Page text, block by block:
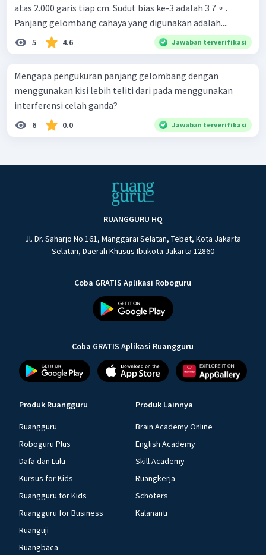
atas 2.000 garis tiap cm. Sudut bias ke-3 adalah 3 7 ∘ .
Panjang gelombang cahaya yang digunakan adalah....
5 4.6 Jawaban terverifikasi
Mengapa pengukuran panjang gelombang dengan
menggunakan kisi lebih teliti dari pada menggunakan
interferensi celah ganda?
6 0.0 Jawaban terverifikasi
RUANGGURU HQ
Jl. Dr. Saharjo No.161, Manggarai Selatan, Tebet, Kota Jakarta
Selatan, Daerah Khusus Ibukota Jakarta 12860
Coba GRATIS Aplikasi Roboguru
Coba GRATIS Aplikasi Ruangguru
Produk Ruangguru
Ruangguru
Roboguru Plus
Dafa dan Lulu
Kursus for Kids
Ruangguru for Kids
Ruangguru for Business
Ruanguji
Ruangbaca
Produk Lainnya
Brain Academy Online
English Academy
Skill Academy
Ruangkerja
Schoters
Kalananti